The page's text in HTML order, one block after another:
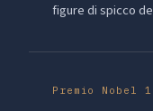
figure di spicco
Premio Nobel